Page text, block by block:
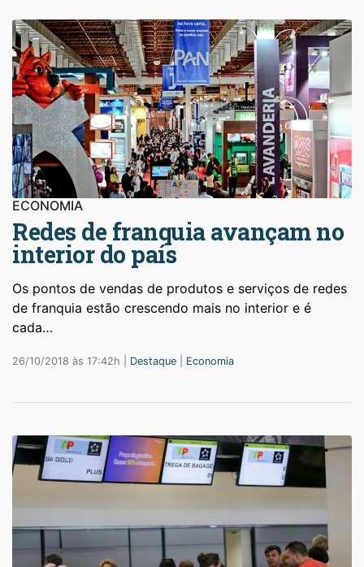
ECONOMIA
Redes de franquia avançam no
interior do país
Os pontos de vendas de produtos e serviços de redes
de franquia estão crescendo mais no interior e é
cada…
26/10/2018 às 17:42h | Destaque Economia